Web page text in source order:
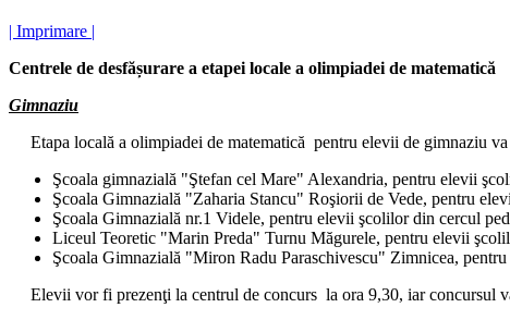
| Imprimare |
Centrele de desfășurare a etapei locale a olimpiadei de matematică
Gimnaziu
Etapa locală a olimpiadei de matematică pentru elevii de gimnaziu va
Şcoala gimnazială "Ştefan cel Mare" Alexandria, pentru elevii
Şcoala Gimnazială "Zaharia Stancu" Roşiorii de Vede, pentru
Şcoala Gimnazială nr.1 Videle, pentru elevii şcolilor din cercul
Liceul Teoretic "Marin Preda" Turnu Măgurele, pentru elevii
Şcoala Gimnazială "Miron Radu Paraschivescu" Zimnicea,
Elevii vor fi prezenţi la centrul de concurs la ora 9,30, iar concursul